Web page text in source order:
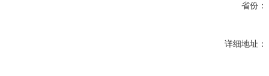
省份：
详细地址：